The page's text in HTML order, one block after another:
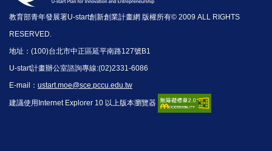
教育部青年發展署U-start創新創業計畫網 版權所有© 2009 ALL RIGHTS
RESERVED.
地址：(100)台北市中正區延平南路127號B1
U-start計畫辦公室諮詢專線:(02)2331-6086
E-mail： ustart.moe@sce.pccu.edu.tw
建議使用Internet Explorer 10 以上版本瀏覽器